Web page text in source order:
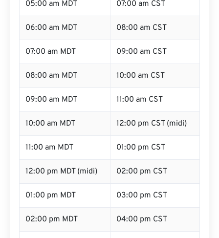
05:00 am MDT 07:00 am CST
06:00 am MDT 08:00 am CST
07:00 am MDT 09:00 am CST
08:00 am MDT 10:00 am CST
09:00 am MDT 11:00 am CST
10:00 am MDT 12:00 pm CST (midi)
11:00 am MDT 01:00 pm CST
12:00 pm MDT (midi) 02:00 pm CST
01:00 pm MDT 03:00 pm CST
02:00 pm MDT 04:00 pm CST